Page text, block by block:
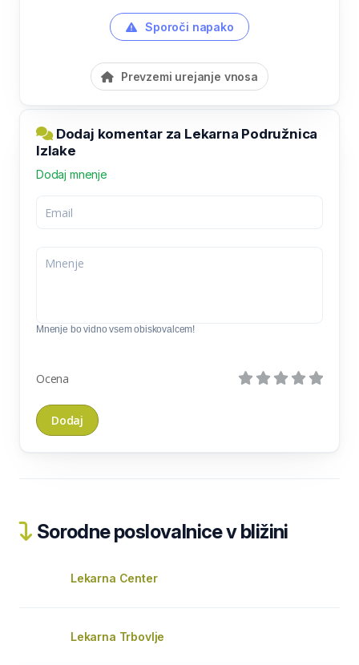
Sporoči napako
Prevzemi urejanje vnosa
Dodaj komentar za Lekarna Podružnica
Izlake
Dodaj mnenje
Mnenje bo vidno vsem obiskovalcem!
Ocena
Sorodne poslovalnice v bližini
Lekarna Center
Lekarna Trbovlje